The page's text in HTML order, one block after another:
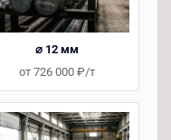
⌀ 12 мм
от 726 000 ₽/т